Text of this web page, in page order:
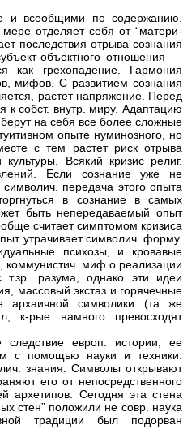
и всеобщими по содержанию.
отделяет себя от “матери-
последствия отрыва сознания
объектного отношения —
как грехопадение. Гармония
мифов. С развитием сознания
растет напряжение. Перед
к собст. внутр. миру. Адаптацию
на себя все более сложные
опыте нуминозного, но
с тем растет риск отрыва
Всякий кризис религ.
Если сознание уже не
передача этого опыта
в сознание в самых
быть непередаваемый опыт
считает симптомом кризиса
утрачивает символич. форму.
психозы, и кровавые
коммунистич. миф о реализации
разума, однако эти идеи
массовый экстаз и горячечные
архаичной символики (та же
к-рые намного превосходят
европ. истории, ее
с помощью науки и техники.
знания. Символы открывают
его от непосредственного
архетипов. Сегодня эта стена
стен” положили не совр. наука
традиции был подорван